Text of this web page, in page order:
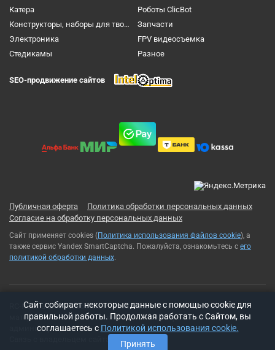
Катера
Роботы ClicBot
Конструкторы, наборы для творчества и настольные игры
Запчасти
Электроника
FPV видеосъемка
Cтедикамы
Разное
SEO-продвижение сайтов
Публичная оферта
Политика обработки персональных данных
Согласие на обработку персональных данных
Сайт применяет cookies (Политика использования файлов cookie), а
также сервис Yandex SmartCaptcha. Пожалуйста, ознакомьтесь с его
политикой обработки данных.
RC-Russia 2013-2026© Все права защищены. Использование
материалов с сайта возможно только с разрешения
администрации сайта
t-rex500@ya.ru
Cайт собирает некоторые данные с помощью cookie для
правильной работы. Продолжая работать с Сайтом, вы
соглашаетесь с Политикой использования cookie.
Принять